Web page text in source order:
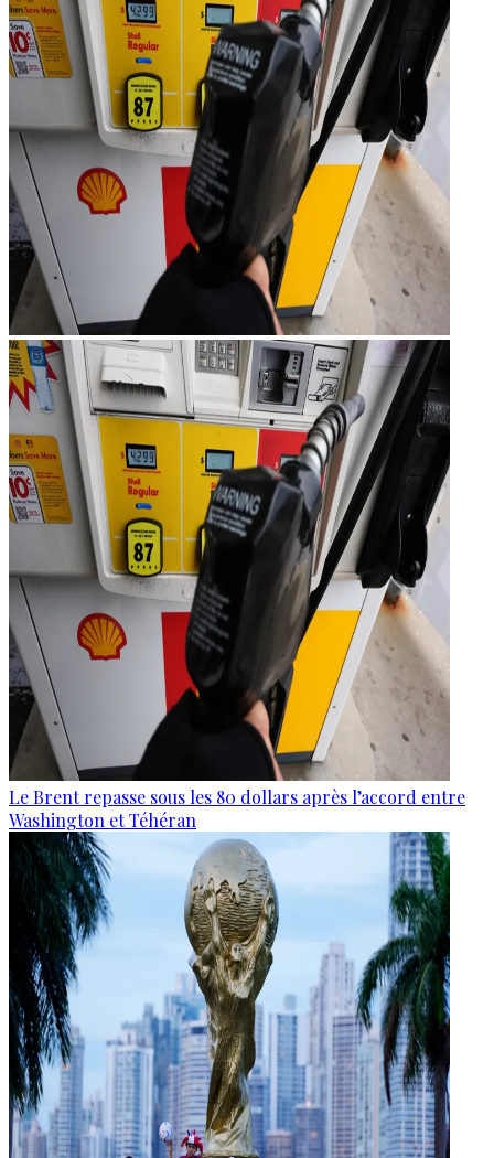
Le Brent repasse sous les 80 dollars après l’accord entre
Washington et Téhéran